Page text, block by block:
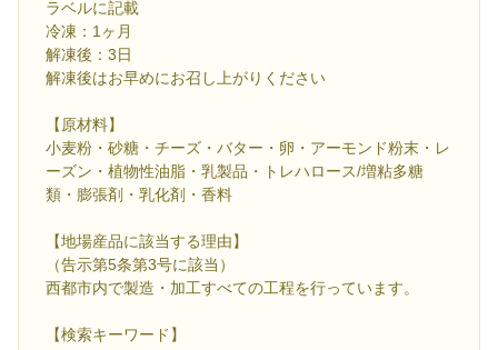
ラベルに記載
冷凍：1ヶ月
解凍後：3日
解凍後はお早めにお召し上がりください
【原材料】
小麦粉・砂糖・チーズ・バター・卵・アーモンド粉末・レ
ーズン・植物性油脂・乳製品・トレハロース/増粘多糖
類・膨張剤・乳化剤・香料
【地場産品に該当する理由】
（告示第5条第3号に該当）
西都市内で製造・加工すべての工程を行っています。
【検索キーワード】